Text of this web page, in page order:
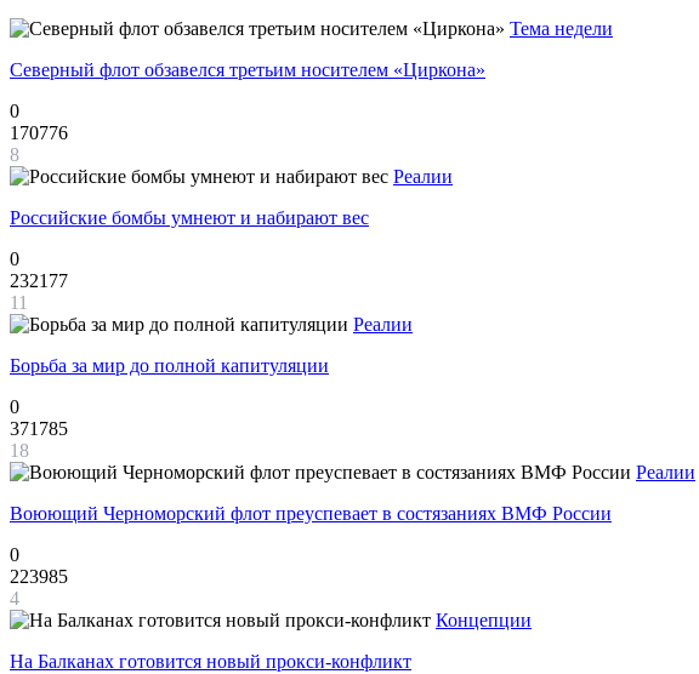
Тема недели
Северный флот обзавелся третьим носителем «Циркона»
0
170776
8
Реалии
Российские бомбы умнеют и набирают вес
0
232177
11
Реалии
Борьба за мир до полной капитуляции
0
371785
18
Реалии
Воюющий Черноморский флот преуспевает в состязаниях ВМФ России
0
223985
4
Концепции
На Балканах готовится новый прокси-конфликт